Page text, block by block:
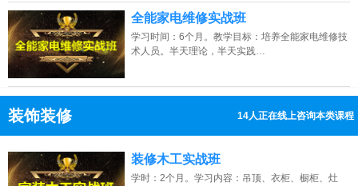
全能家电维修实战班
学习时间：6个月。教学目标：培养全能家电维修技
术人员。半天理论，半天实践…
装饰装修 14人正在线上咨询本类课程
点击免费咨询电话：13807313137
装修木工实战班
学时：2个月。学习内容：吊顶、衣柜、橱柜、灶